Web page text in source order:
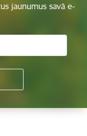
jaunumus savā e-